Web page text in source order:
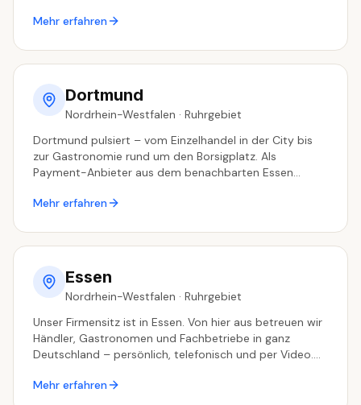
Mehr erfahren
Dortmund
Nordrhein-Westfalen · Ruhrgebiet
Dortmund pulsiert – vom Einzelhandel in der City bis
zur Gastronomie rund um den Borsigplatz. Als
Payment-Anbieter aus dem benachbarten Essen
betreuen Sie persönlich – per Telefon, Video und
Mehr erfahren
Essen
Nordrhein-Westfalen · Ruhrgebiet
Unser Firmensitz ist in Essen. Von hier aus betreuen wir
Händler, Gastronomen und Fachbetriebe in ganz
Deutschland – persönlich, telefonisch und per Video.
Mehr erfahren